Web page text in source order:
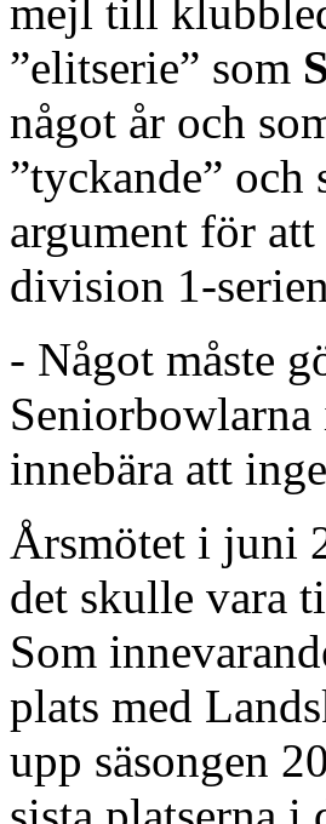
mejl till
”elitserie” som
något år och
”tyckande” och
argument för
division 1-
- Något måste
innebära att
Årsmötet i juni
det skulle vara
Som
plats med
upp säsongen